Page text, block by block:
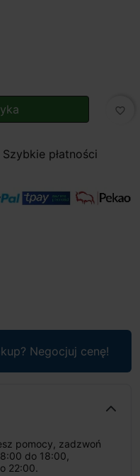
favorite_border
płatności
Negocjuj cenę!
pomocy, zadzwoń
do 18:00,
22:00.